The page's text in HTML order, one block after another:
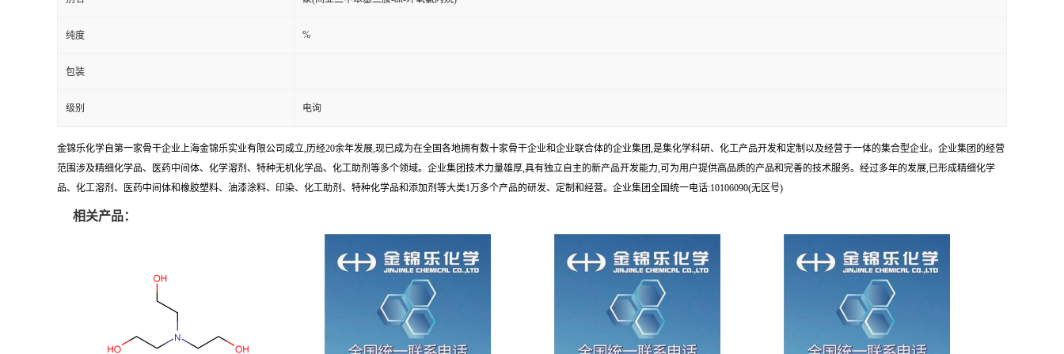
纯度 %
包装
级别 电询
金锦乐化学自第一家骨干企业上海金锦乐实业有限公司成立,历经20余年发展,现已成为在全国各地拥有数十家骨干企业和企业联合体的企业集团,是集化学科研、化工产品开发和定制以及经营于一体的集合型企业。企业集团的经营
范围涉及精细化学品、医药中间体、化学溶剂、特种无机化学品、化工助剂等多个领域。企业集团技术力量雄厚,具有独立自主的新产品开发能力,可为用户提供高品质的产品和完善的技术服务。经过多年的发展,已形成精细化学
品、化工溶剂、医药中间体和橡胶塑料、油漆涂料、印染、化工助剂、特种化学品和添加剂等大类1万多个产品的研发、定制和经营。企业集团全国统一电话:10106090(无区号)
相关产品：